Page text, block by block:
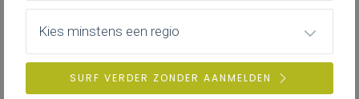
10 tips om je online te
beschermen
Updaten
Kies minstens een regio
SURF VERDER ZONDER AANMELDEN